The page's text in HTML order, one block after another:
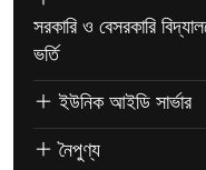
সরকারি ও বেসরকারি
ভর্তি
ইউনিক আইডি সার্ভার
নৈপুণ্য